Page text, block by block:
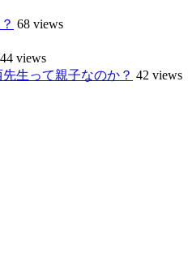
68 views
44 views
生って親子なのか？ 42 views